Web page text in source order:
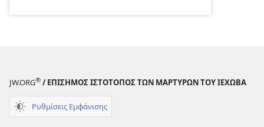
JW.ORG® / ΕΠΙΣΗΜΟΣ ΙΣΤΟΤΟΠΟΣ ΤΩΝ ΜΑΡΤΥΡΩΝ ΤΟΥ ΙΕΧΩΒΑ
Ρυθμίσεις Εμφάνισης